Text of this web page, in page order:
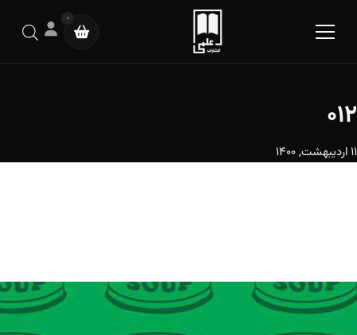
0
012
11 اردیبهشت, 1400